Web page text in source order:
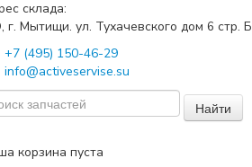
склада:
г. Мытищи. ул. Тухачевского дом 6 стр. Б
+7 (495) 150-46-29
info@activeservise.su
Найти
корзина пуста